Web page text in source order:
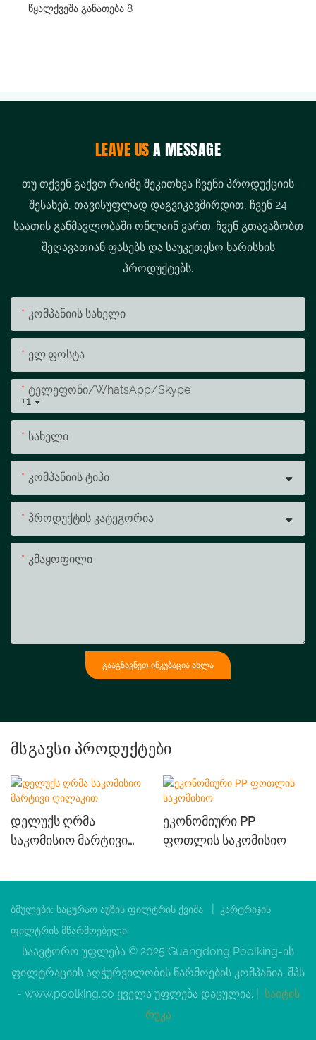
LEAVE USA MESSAGE
თუ თქვენ გაქვთ რაიმე შეკითხვა ჩვენი პროდუქციის
შესახებ, თავისუფლად დაგვიკავშირდით, ჩვენ 24
საათის განმავლობაში ონლაინ ვართ. ჩვენ გთავაზობთ
შეღავათიან ფასებს და საუკეთესო ხარისხის
პროდუქტებს.
Კომპანიის Სახელი
Ელ.ფოსტა
+1
Ტელეფონი/WhatsApp/Skype
Სახელი
Კომპანიის Ტიპი
Პროდუქტის Კატეგორია
Კმაყოფილი
ᲒᲐᲐᲒᲖᲐᲕᲜᲔᲗ ᲘᲜᲙᲣᲑᲐᲪᲘᲐ ᲐᲮᲚᲐ
Მსგავსი Პროდუქტები
Დელუქს Ღრმა
Საკომისიო Მარტივი
Ეკონომიური PP
Ფოთლის Საკომისიო
ბმულები: საცურაო აუზის ფილტრის ქვიშა
კარტრიჯის
ფილტრის მწარმოებელი
საავტორო უფლება © 2025 Guangdong Poolking-ის
ფილტრაციის აღჭურვილობის წარმოების კომპანია. შპს
- www.poolking.co ყველა უფლება დაცულია. |
საიტის
რუკა